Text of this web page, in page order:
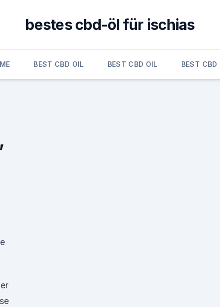
bestes cbd-öl für ischias
BEST CBD OIL BEST CBD OIL BEST CBD